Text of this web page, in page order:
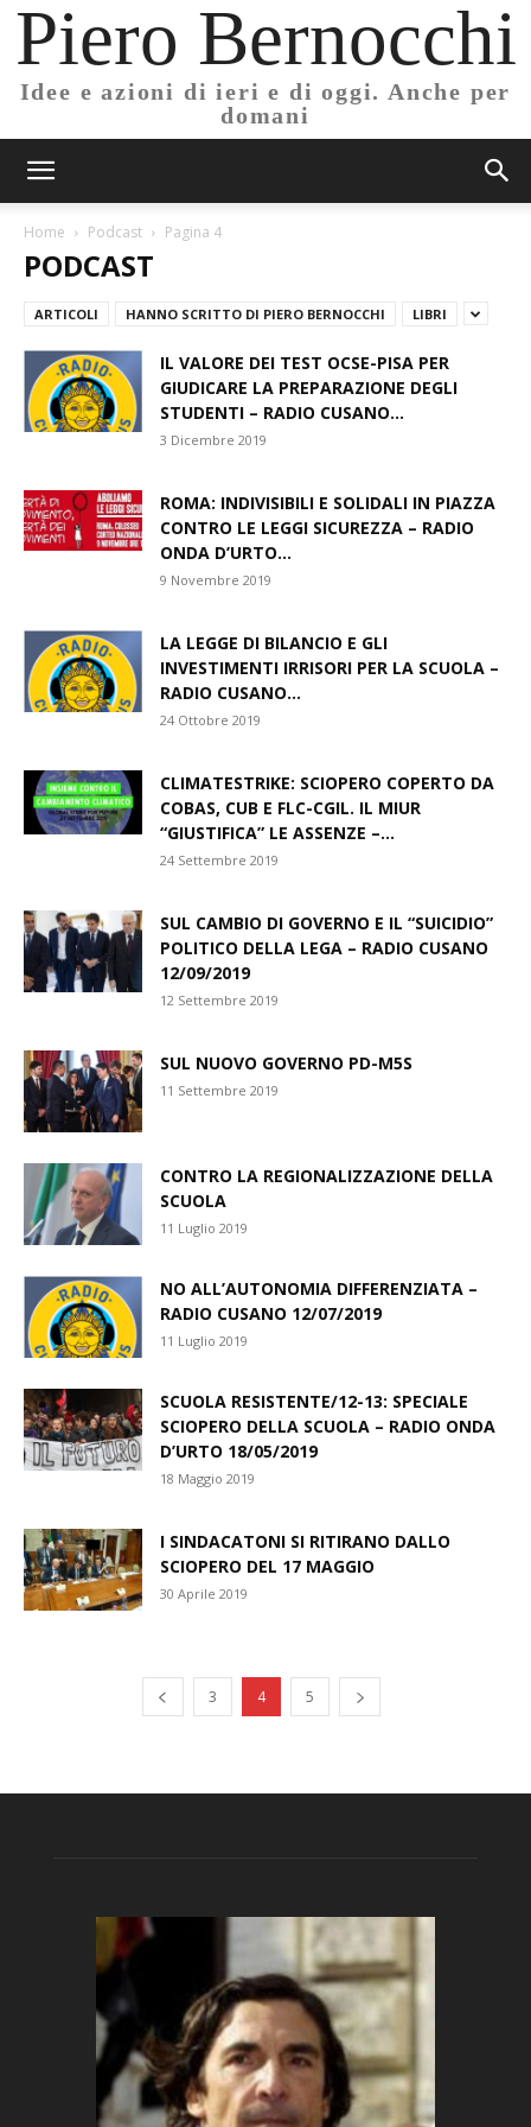
Piero Bernocchi
Idee e azioni di ieri e di oggi. Anche per
domani
Home Podcast Pagina 4
PODCAST
ARTICOLI HANNO SCRITTO DI PIERO BERNOCCHI LIBRI
IL VALORE DEI TEST OCSE-PISA PER
GIUDICARE LA PREPARAZIONE DEGLI
STUDENTI – RADIO CUSANO...
3 Dicembre 2019
ROMA: INDIVISIBILI E SOLIDALI IN PIAZZA
CONTRO LE LEGGI SICUREZZA – RADIO
ONDA D’URTO...
9 Novembre 2019
LA LEGGE DI BILANCIO E GLI
INVESTIMENTI IRRISORI PER LA SCUOLA –
RADIO CUSANO...
24 Ottobre 2019
CLIMATESTRIKE: SCIOPERO COPERTO DA
COBAS, CUB E FLC-CGIL. IL MIUR
“GIUSTIFICA” LE ASSENZE –...
24 Settembre 2019
SUL CAMBIO DI GOVERNO E IL “SUICIDIO”
POLITICO DELLA LEGA – RADIO CUSANO
12/09/2019
12 Settembre 2019
SUL NUOVO GOVERNO PD-M5S
11 Settembre 2019
CONTRO LA REGIONALIZZAZIONE DELLA
SCUOLA
11 Luglio 2019
NO ALL’AUTONOMIA DIFFERENZIATA –
RADIO CUSANO 12/07/2019
11 Luglio 2019
SCUOLA RESISTENTE/12-13: SPECIALE
SCIOPERO DELLA SCUOLA – RADIO ONDA
D’URTO 18/05/2019
18 Maggio 2019
I SINDACATONI SI RITIRANO DALLO
SCIOPERO DEL 17 MAGGIO
30 Aprile 2019
3 4 5